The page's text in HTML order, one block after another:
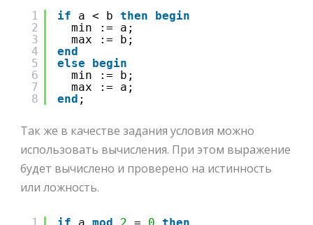
1
2
3
4
5
6
7
8
if a < b then
begin
min := a;
max := b;
end
else
begin
min := b;
max := a;
end ;
Так же в качестве задания условия можно
использовать вычисления. При этом выражение
будет вычислено и проверено на истинность
или ложность.
1
if a mod 2 = 0 then